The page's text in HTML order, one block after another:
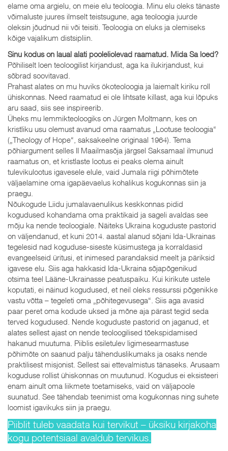
elame oma argielu, on meie elu teoloogia. Minu elu oleks tänaste
võimaluste juures ilmselt teistsugune, aga teoloogia juurde
oleksin jõudnud nii või teisiti. Teoloogia on eluks ja olemiseks
kõige vajalikum distsipliin.
Sinu kodus on laual alati pooleliolevad raamatud. Mida Sa loed?
Põhiliselt loen teoloogilist kirjandust, aga ka ilukirjandust, kui
sõbrad soovitavad.
Prahast alates on mu huviks ökoteoloogia ja laiemalt kiriku roll
ühiskonnas. Need raamatud ei ole lihtsate killast, aga kui lõpuks
aru saad, siis see inspireerib.
Üheks mu lemmikteoloogiks on Jürgen Moltmann, kes on
kristliku usu olemust avanud oma raamatus „Lootuse teoloogia“
(„Theology of Hope“, saksakeelne originaal 1964). Tema
põhiargument selles II Maailmasõja järgsel Saksamaal ilmunud
raamatus on, et kristlaste lootus ei peaks olema ainult
tulevikulootus igavesele elule, vaid Jumala riigi põhimõtete
väljaelamine oma igapäevaelus kohalikus kogukonnas siin ja
praegu.
Nõukogude Liidu jumalavaenulikus keskkonnas pidid
kogudused kohandama oma praktikaid ja sageli avaldas see
mõju ka nende teoloogiale. Näiteks Ukraina koguduste pastorid
on väljendanud, et kuni 2014. aastal alanud sõjani Ida-Ukrainas
tegelesid nad koguduse-siseste küsimustega ja korraldasid
evangeelseid üritusi, et inimesed parandaksid meelt ja päriksid
igavese elu. Siis aga hakkasid Ida-Ukraina sõjapõgenikud
otsima teel Lääne-Ukrainasse peatuspaiku. Kui kirikute ustele
koputati, ei näinud kogudused, et neil oleks ressurssi põgenikke
vastu võtta – tegeleti oma „põhitegevusega“. Siis aga avasid
paar peret oma kodude uksed ja mõne aja pärast tegid seda
terved kogudused. Nende koguduste pastorid on jaganud, et
alates sellest ajast on nende teoloogilised tõekspidamised
hakanud muutuma. Piiblis esiletulev ligimesearmastuse
põhimõte on saanud palju tähenduslikumaks ja osaks nende
praktilisest misjonist. Sellest sai ettevalmistus tänaseks. Arusaam
koguduse rollist ühiskonnas on muutunud. Kogudus ei eksisteeri
enam ainult oma liikmete toetamiseks, vaid on väljapoole
suunatud. See tähendab teenimist oma kogukonnas ning suhete
loomist igavikuks siin ja praegu.
Piiblit tuleb vaadata kui tervikut – üksiku kirjakoha
kogu potentsiaal avaldub tervikus.